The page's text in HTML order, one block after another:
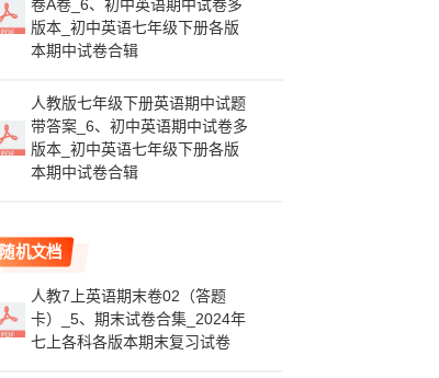
卷A卷_6、初中英语期中试卷多
版本_初中英语七年级下册各版
本期中试卷合辑
人教版七年级下册英语期中试题
带答案_6、初中英语期中试卷多
版本_初中英语七年级下册各版
本期中试卷合辑
随机文档
人教7上英语期末卷02（答题
卡）_5、期末试卷合集_2024年
七上各科各版本期末复习试卷